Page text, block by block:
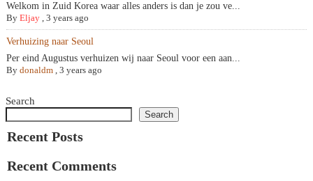
Welkom in Zuid Korea waar alles anders is dan je zou ve...
By Eljay , 3 years ago
Verhuizing naar Seoul
Per eind Augustus verhuizen wij naar Seoul voor een aan...
By donaldm , 3 years ago
Search
Search
Recent Posts
Recent Comments